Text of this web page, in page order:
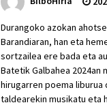
Durangoko azokan
Barandiaran, han eta
sortzailea ere bada eta
Batetik Galbahea 2024an
hirugarren poema
taldearekin musikatu eta